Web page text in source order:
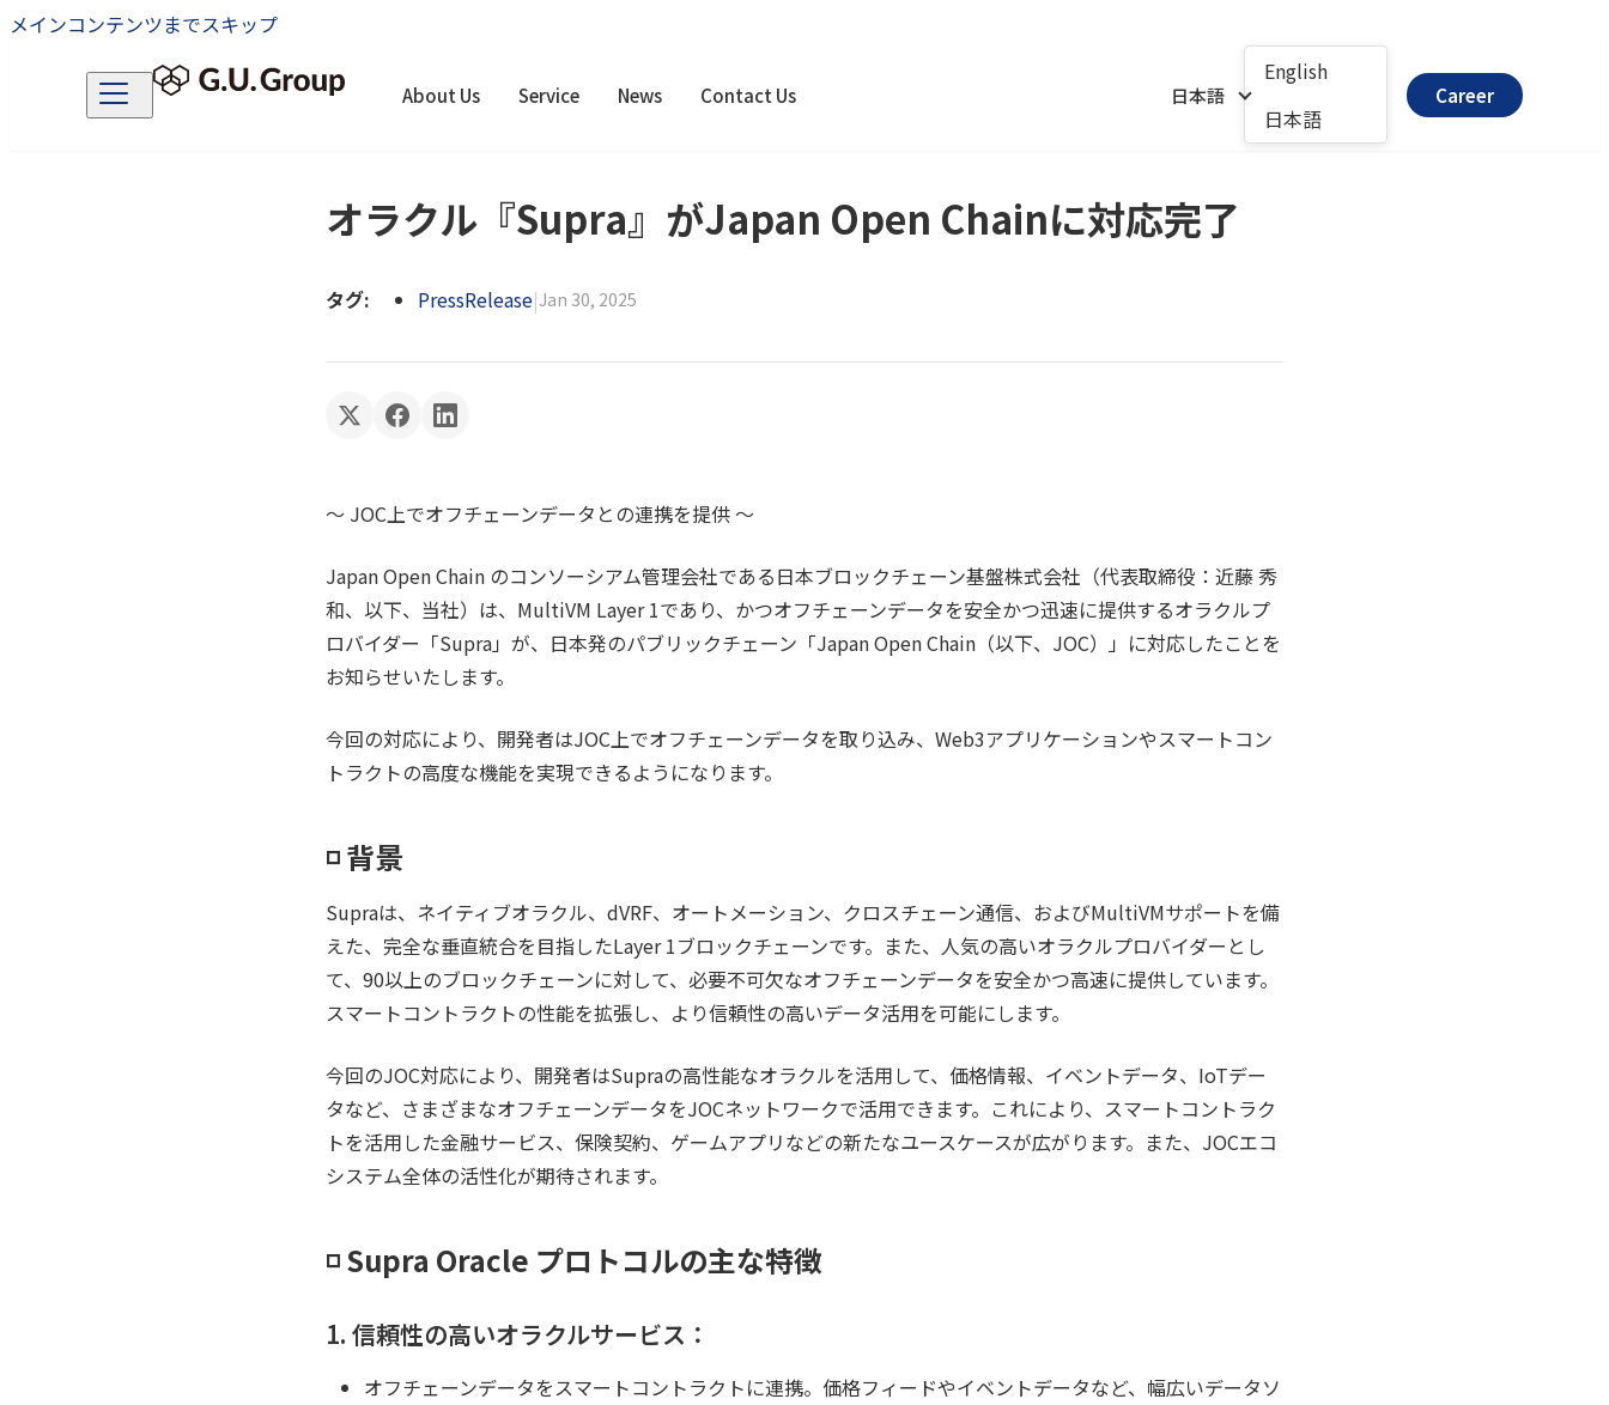
メインコンテンツまでスキップ
About Us Service News Contact Us 日本語
English
日本語
Career
オラクル『Supra』がJapan Open Chainに対応完了
タグ: PressRelease|Jan 30, 2025
～ JOC上でオフチェーンデータとの連携を提供 ～
Japan Open Chain のコンソーシアム管理会社である日本ブロックチェーン基盤株式会社（代表取締役：近藤 秀
和、以下、当社）は、MultiVM Layer 1であり、かつオフチェーンデータを安全かつ迅速に提供するオラクルプ
ロバイダー「Supra」が、日本発のパブリックチェーン「Japan Open Chain（以下、JOC）」に対応したことを
お知らせいたします。
今回の対応により、開発者はJOC上でオフチェーンデータを取り込み、Web3アプリケーションやスマートコン
トラクトの高度な機能を実現できるようになります。
◽️ 背景
Supraは、ネイティブオラクル、dVRF、オートメーション、クロスチェーン通信、およびMultiVMサポートを備
えた、完全な垂直統合を目指したLayer 1ブロックチェーンです。また、人気の高いオラクルプロバイダーとし
て、90以上のブロックチェーンに対して、必要不可欠なオフチェーンデータを安全かつ高速に提供しています。
スマートコントラクトの性能を拡張し、より信頼性の高いデータ活用を可能にします。
今回のJOC対応により、開発者はSupraの高性能なオラクルを活用して、価格情報、イベントデータ、IoTデー
タなど、さまざまなオフチェーンデータをJOCネットワークで活用できます。これにより、スマートコントラク
トを活用した金融サービス、保険契約、ゲームアプリなどの新たなユースケースが広がります。また、JOCエコ
システム全体の活性化が期待されます。
◽️ Supra Oracle プロトコルの主な特徴
1. 信頼性の高いオラクルサービス：
オフチェーンデータをスマートコントラクトに連携。価格フィードやイベントデータなど、幅広いデータソ